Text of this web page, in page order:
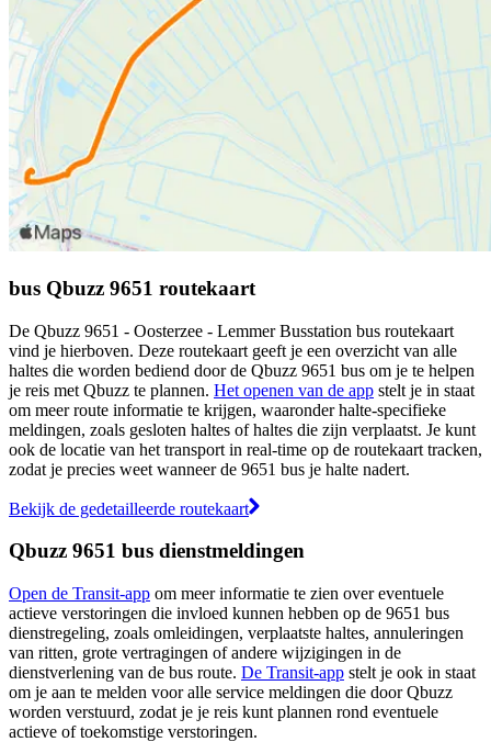
bus Qbuzz 9651 routekaart
De Qbuzz 9651 - Oosterzee - Lemmer Busstation bus routekaart
vind je hierboven. Deze routekaart geeft je een overzicht van alle
haltes die worden bediend door de Qbuzz 9651 bus om je te helpen
je reis met Qbuzz te plannen. Het openen van de app stelt je in staat
om meer route informatie te krijgen, waaronder halte-specifieke
meldingen, zoals gesloten haltes of haltes die zijn verplaatst. Je kunt
ook de locatie van het transport in real-time op de routekaart tracken,
zodat je precies weet wanneer de 9651 bus je halte nadert.
Bekijk de gedetailleerde routekaart
Qbuzz 9651 bus dienstmeldingen
Open de Transit-app om meer informatie te zien over eventuele
actieve verstoringen die invloed kunnen hebben op de 9651 bus
dienstregeling, zoals omleidingen, verplaatste haltes, annuleringen
van ritten, grote vertragingen of andere wijzigingen in de
dienstverlening van de bus route. De Transit-app stelt je ook in staat
om je aan te melden voor alle service meldingen die door Qbuzz
worden verstuurd, zodat je je reis kunt plannen rond eventuele
actieve of toekomstige verstoringen.